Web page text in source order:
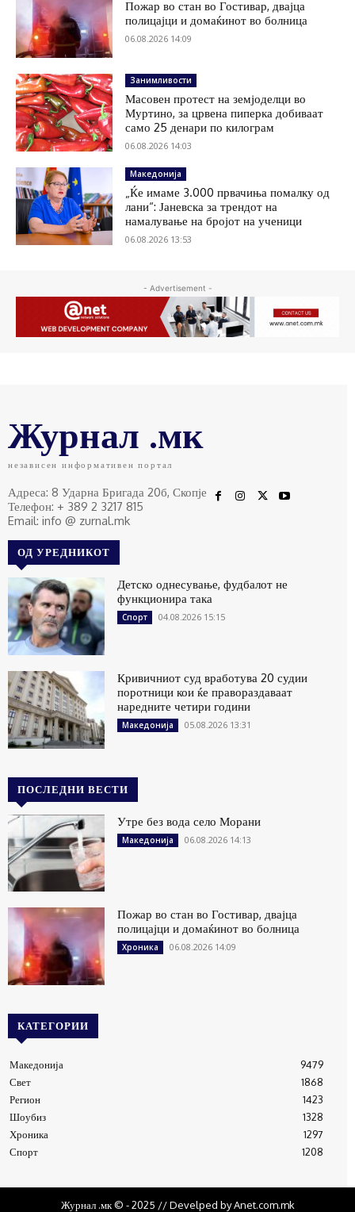
Пожар во стан во Гостивар, двајца
полицајци и домаќинот во болница
06.08.2026 14:09
Занимливости
Масовен протест на земјоделци во
Муртино, за црвена пиперка добиваат
само 25 денари по килограм
06.08.2026 14:03
Македонија
„Ќе имаме 3.000 првачиња помалку од
лани“: Јаневска за трендот на
намалување на бројот на ученици
06.08.2026 13:53
- Advertisement -
Журнал .мк
независен информативен портал
Адреса: 8 Ударна Бригада 20б, Скопје
Телефон: + 389 2 3217 815
Email: info @ zurnal.mk
ОД УРЕДНИКОТ
Детско однесување, фудбалот не
функционира така
Спорт 04.08.2026 15:15
Кривичниот суд вработува 20 судии
поротници кои ќе правораздаваат
наредните четири години
Македонија 05.08.2026 13:31
ПОСЛЕДНИ ВЕСТИ
Утре без вода село Морани
Македонија 06.08.2026 14:13
Пожар во стан во Гостивар, двајца
полицајци и домаќинот во болница
Хроника 06.08.2026 14:09
КАТЕГОРИИ
Македонија
9479
Свет
1868
Регион
1423
Шоубиз
1328
Хроника
1297
Спорт
1208
Журнал .мк © - 2025 // Develped by Anet.com.mk